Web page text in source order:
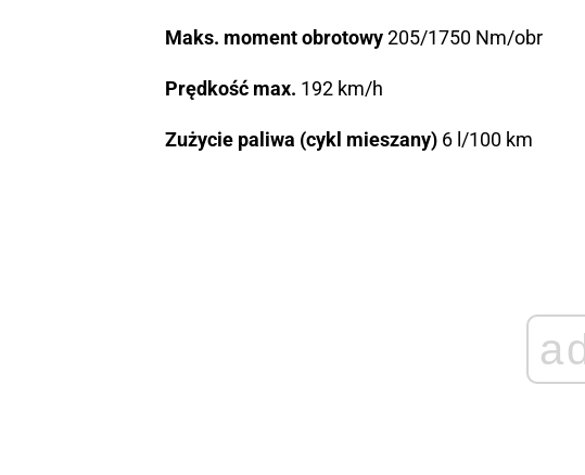
Maks. moment obrotowy205/1750 Nm/obr
Prędkość max. 192 km/h
Zużycie paliwa (cykl mieszany) 6 l/100 km